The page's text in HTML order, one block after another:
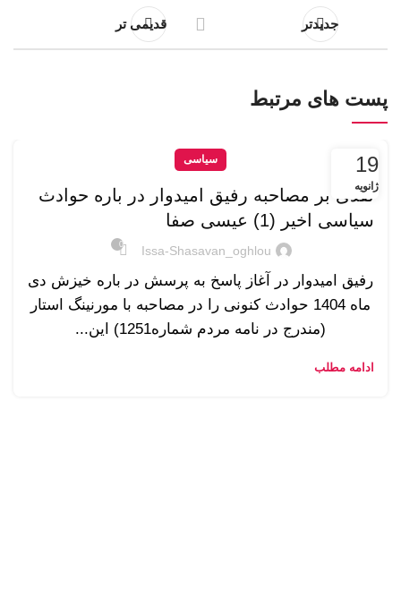
جدیدتر قدیمی تر
پست های مرتبط
19
ژانویه
سیاسی
نقدی بر مصاحبه رفیق امیدوار در باره حوادث
سیاسی اخیر (1) عیسی صفا
Issa-Shasavan_oghlou
0
رفیق امیدوار در آغاز پاسخ به پرسش در باره خیزش دی
ماه 1404 حوادث کنونی را در مصاحبه با مورنینگ استار
(مندرج در نامه مردم شماره1251) این...
ادامه مطلب